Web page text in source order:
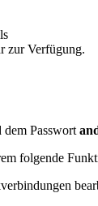
zur Verfügung.
dem Passwort
folgende